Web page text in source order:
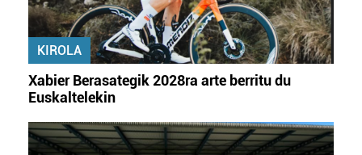
KIROLA
Xabier Berasategik 2028ra arte berritu du
Euskaltelekin